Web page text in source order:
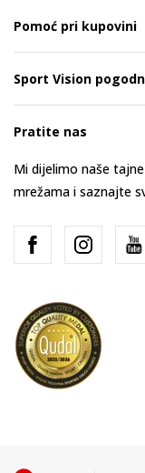
Pomoć pri kupovini
Sport Vision
Pratite nas
Mi dijelimo naše
mrežama i saznajte